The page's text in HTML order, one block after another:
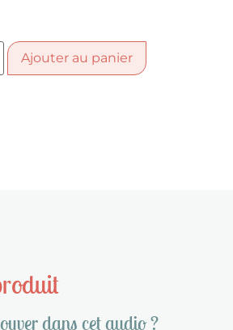
Ajouter au panier
dans cet audio ?